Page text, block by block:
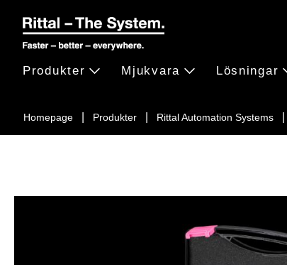
Homepage Produkter Rittal Automation Systems
Produkter Mjukvara Lösningar